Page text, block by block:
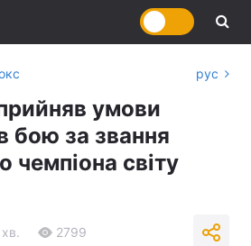
рус
умови
бою за звання
чемпіона світу
хв. 2799